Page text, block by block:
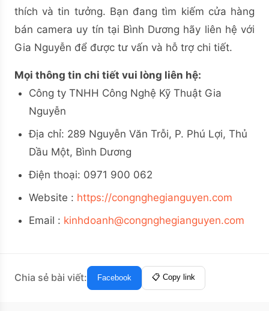
thích và tin tưởng. Bạn đang tìm kiếm cửa hàng
bán camera uy tín tại Bình Dương hãy liên hệ với
Gia Nguyễn để được tư vấn và hỗ trợ chi tiết.
Mọi thông tin chi tiết vui lòng liên hệ:
Công ty TNHH Công Nghệ Kỹ Thuật Gia
Nguyễn
Địa chỉ: 289 Nguyễn Văn Trỗi, P. Phú Lợi, Thủ
Dầu Một, Bình Dương
Điện thoại: 0971 900 062
Website : https://congnghegianguyen.com
Email : kinhdoanh@congnghegianguyen.com
Chia sẻ bài viết: Facebook 📋 Copy link